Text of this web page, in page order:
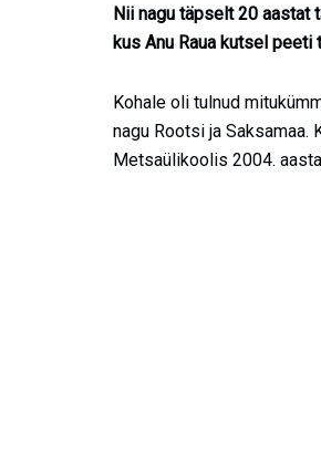
Nii nagu täpselt 20
kus Anu Raua kutsel
Kohale oli tulnud
nagu Rootsi ja
Metsaülikoolis 2004.